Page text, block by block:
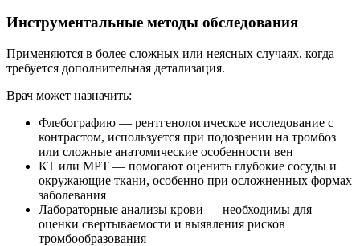
Инструментальные методы обследования
Применяются в более сложных или неясных случаях, когда
требуется дополнительная детализация.
Врач может назначить:
Флебографию — рентгенологическое исследование с
контрастом, используется при подозрении на тромбоз
или сложные анатомические особенности вен
КТ или МРТ — помогают оценить глубокие сосуды и
окружающие ткани, особенно при осложненных формах
заболевания
Лабораторные анализы крови — необходимы для
оценки свертываемости и выявления рисков
тромбообразования